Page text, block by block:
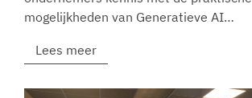
mogelijkheden van Generatieve AI…
Lees meer